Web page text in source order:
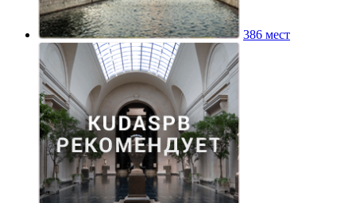
386 мест